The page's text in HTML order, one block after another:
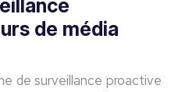
de média
de surveillance proactive